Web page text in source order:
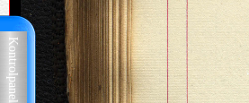
Kontrolpanel